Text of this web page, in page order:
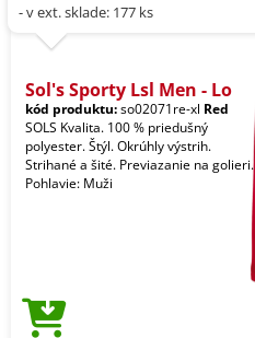
- v ext. sklade: 177 ks
Sol's Sporty Lsl Men - Lo
kód produktu:so02071re-xl Red
SOLS Kvalita. 100 % priedušný
polyester. Štýl. Okrúhly výstrih.
Strihané a šité. Previazanie na golieri.
Pohlavie: Muži